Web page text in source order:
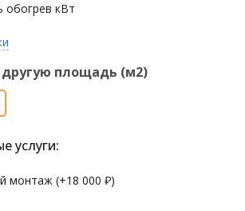
кВт
площадь (м2)
услуги:
монтаж (+18 000 ₽)